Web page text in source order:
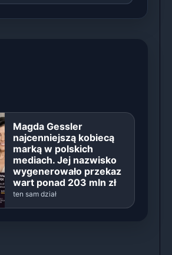
Magda Gessler
najcenniejszą kobiecą
marką w polskich
mediach. Jej nazwisko
wygenerowało przekaz
wart ponad 203 mln zł
ten sam dział